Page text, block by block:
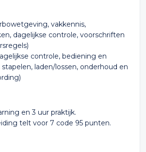
vakkennis,
dagelijkse controle, voorschriften
controle, bediening en
laden/lossen, onderhoud en
en 3 uur praktijk.
telt voor 7 code 95 punten.